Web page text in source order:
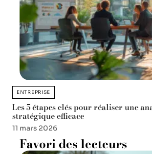
ENTREPRISE
Les 5 étapes clés pour réaliser une
stratégique efficace
11 mars 2026
Favori des lecteurs